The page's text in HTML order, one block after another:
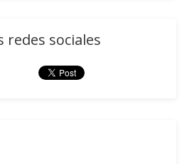
redes sociales